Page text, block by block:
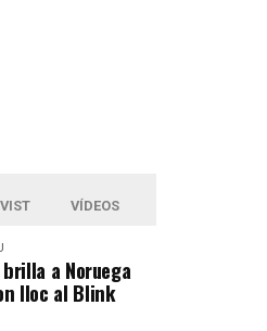
VÍDEOS
a Noruega
lloc al Blink